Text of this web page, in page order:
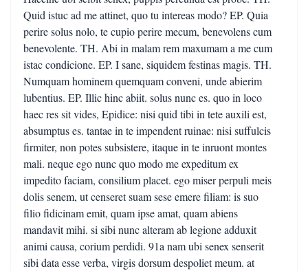
Quid istuc ad me attinet, quo tu intereas modo? EP. Quia
perire solus nolo, te cupio perire mecum, benevolens cum
benevolente. TH. Abi in malam rem maxumam a me cum
istac condicione. EP. I sane, siquidem festinas magis. TH.
Numquam hominem quemquam conveni, unde abierim
lubentius. EP. Illic hinc abiit. solus nunc es. quo in loco
haec res sit vides, Epidice: nisi quid tibi in tete auxili est,
absumptus es. tantae in te impendent ruinae: nisi suffulcis
firmiter, non potes subsistere, itaque in te inruont montes
mali. neque ego nunc quo modo me expeditum ex
impedito faciam, consilium placet. ego miser perpuli meis
dolis senem, ut censeret suam sese emere filiam: is suo
filio fidicinam emit, quam ipse amat, quam abiens
mandavit mihi. si sibi nunc alteram ab legione adduxit
animi causa, corium perdidi. 91a nam ubi senex senserit
sibi data esse verba, virgis dorsum despoliet meum. at